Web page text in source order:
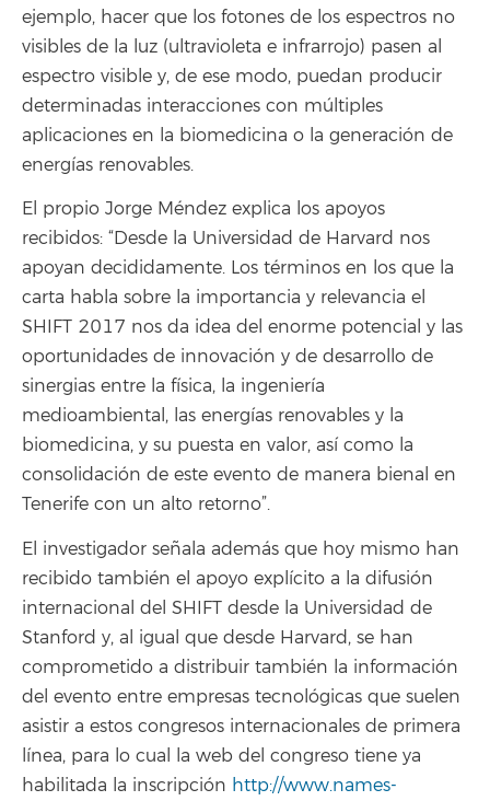
ejemplo, hacer que los fotones de los espectros no
visibles de la luz (ultravioleta e infrarrojo) pasen al
espectro visible y, de ese modo, puedan producir
determinadas interacciones con múltiples
aplicaciones en la biomedicina o la generación de
energías renovables.
El propio Jorge Méndez explica los apoyos
recibidos: “Desde la Universidad de Harvard nos
apoyan decididamente. Los términos en los que la
carta habla sobre la importancia y relevancia el
SHIFT 2017 nos da idea del enorme potencial y las
oportunidades de innovación y de desarrollo de
sinergias entre la física, la ingeniería
medioambiental, las energías renovables y la
biomedicina, y su puesta en valor, así como la
consolidación de este evento de manera bienal en
Tenerife con un alto retorno”.
El investigador señala además que hoy mismo han
recibido también el apoyo explícito a la difusión
internacional del SHIFT desde la Universidad de
Stanford y, al igual que desde Harvard, se han
comprometido a distribuir también la información
del evento entre empresas tecnológicas que suelen
asistir a estos congresos internacionales de primera
línea, para lo cual la web del congreso tiene ya
habilitada la inscripción http://www.names-